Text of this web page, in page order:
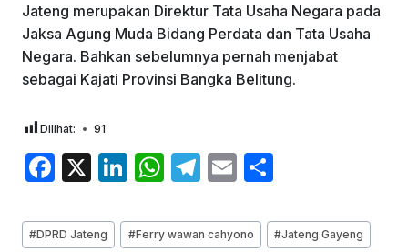
Jateng merupakan Direktur Tata Usaha Negara pada
Jaksa Agung Muda Bidang Perdata dan Tata Usaha
Negara. Bahkan sebelumnya pernah menjabat
sebagai Kajati Provinsi Bangka Belitung.
Dilihat: 91
F
c
X
Li
k
W
at
T
e
E
ai ar
Post
Tags:
#DPRD Jateng #Ferry wawan cahyono #Jateng Gayeng